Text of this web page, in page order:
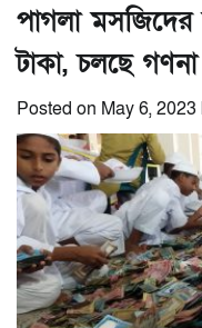
পাগলা মসজিদের
টাকা, চলছে গণনা
Posted on May 6, 2023